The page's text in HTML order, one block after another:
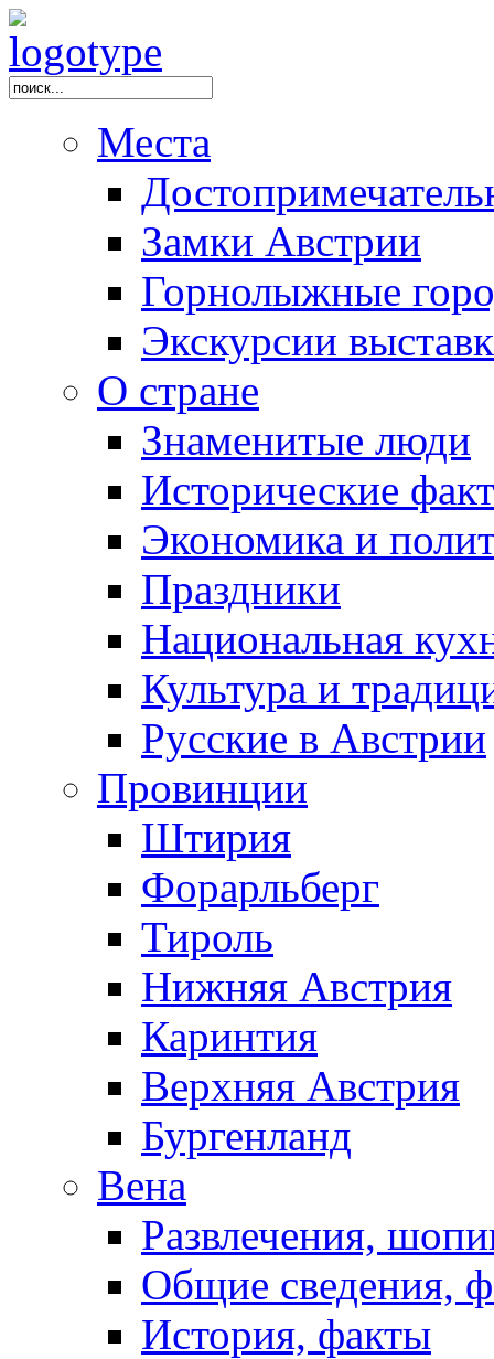
Места
Замки Австрии
Горнолыжные
Экскурсии
О стране
Знаменитые люди
Исторические
Экономика и
Праздники
Национальная
Культура и
Русские в Австрии
Провинции
Штирия
Форарльберг
Тироль
Нижняя Австрия
Каринтия
Верхняя Австрия
Бургенланд
Вена
Развлечения,
Общие сведения,
История, факты